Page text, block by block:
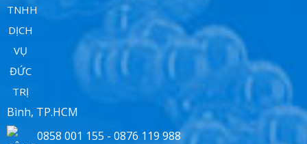
Bình, TP.HCM
0858 001 155 - 0876 119 988